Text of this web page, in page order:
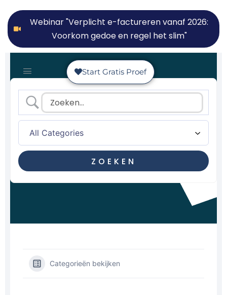
Webinar "Verplicht e-factureren vanaf 2026:
Voorkom gedoe en regel het slim"
Start Gratis Proef
Categorieën bekijken